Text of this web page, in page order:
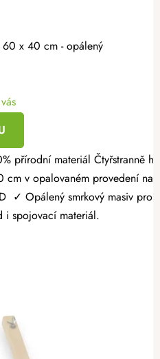
60 x 40 cm - opálený
v opalovaném provedení
✓ Opálený smrkový masiv
i spojovací materiál.